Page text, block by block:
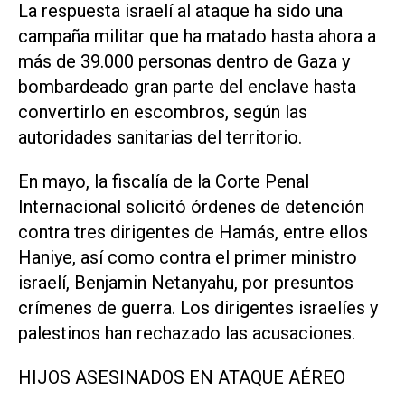
La respuesta israelí al ataque ha sido una
campaña militar que ha matado hasta ahora a
más de 39.000 personas dentro de Gaza y
bombardeado gran parte del enclave hasta
convertirlo en escombros, según las
autoridades sanitarias del territorio.
En mayo, la fiscalía de la Corte Penal
Internacional solicitó órdenes de detención
contra tres dirigentes de Hamás, entre ellos
Haniye, así como contra el primer ministro
israelí, Benjamin Netanyahu, por presuntos
crímenes de guerra. Los dirigentes israelíes y
palestinos han rechazado las acusaciones.
HIJOS ASESINADOS EN ATAQUE AÉREO